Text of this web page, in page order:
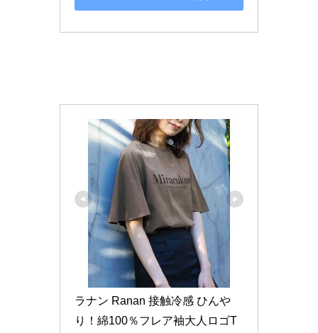
ラナン Ranan 接触冷感 ひんや
り！綿100％フレア袖大人ロゴT